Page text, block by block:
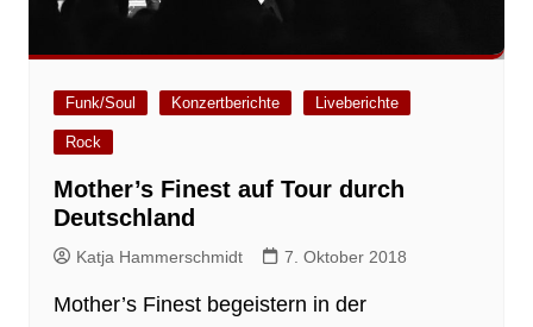
Funk/Soul Konzertberichte Liveberichte
Rock
Mother’s Finest auf Tour durch
Deutschland
Katja Hammerschmidt 7. Oktober 2018
Mother’s Finest begeistern in der